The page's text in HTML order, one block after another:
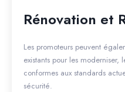
Rénovation et
Les promoteurs peuvent
existants pour les moderniser,
conformes aux standards
sécurité.